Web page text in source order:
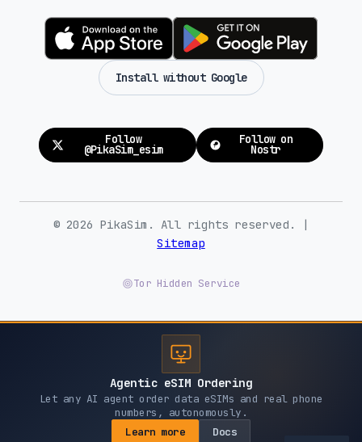
Install without Google
Follow
@PikaSim_esim
Follow on
Nostr
© 2026 PikaSim. All rights reserved. |
Sitemap
Tor Hidden Service
Agentic eSIM Ordering
Let any AI agent order data eSIMs and real phone
numbers, autonomously.
Learn more
Docs